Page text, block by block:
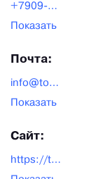
+7909-906-90-62
Показать
Почта:
info@toolyard.ru
Показать
Сайт:
https://tool-yard.ru/